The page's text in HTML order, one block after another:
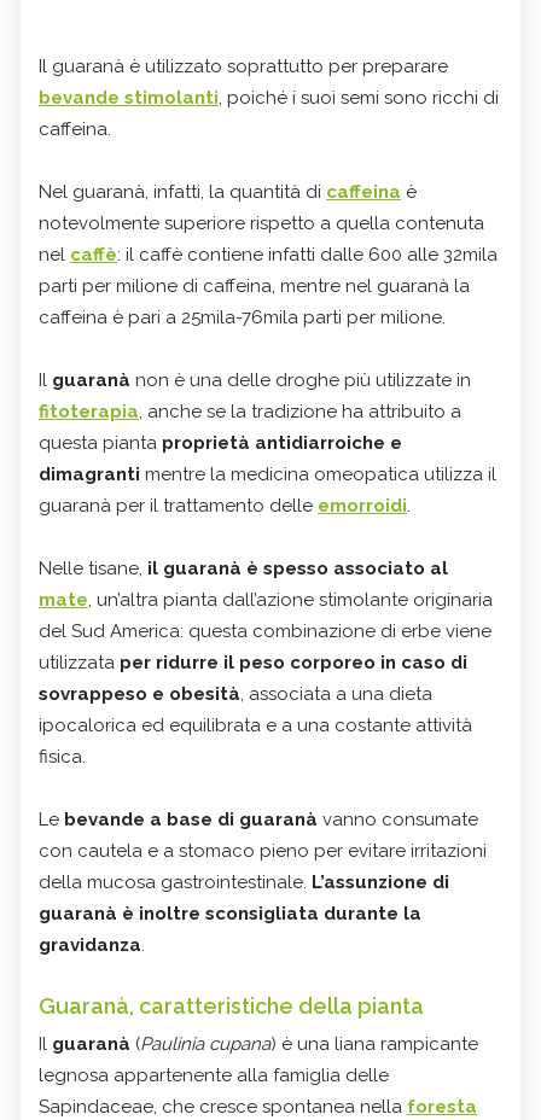
Il guaranà è utilizzato soprattutto per preparare
bevande stimolanti, poiché i suoi semi sono ricchi di
caffeina.
Nel guaranà, infatti, la quantità di caffeina è
notevolmente superiore rispetto a quella contenuta
nel caffè: il caffè contiene infatti dalle 600 alle 32mila
parti per milione di caffeina, mentre nel guaranà la
caffeina è pari a 25mila-76mila parti per milione.
Il guaranà non è una delle droghe più utilizzate in
fitoterapia, anche se la tradizione ha attribuito a
questa pianta proprietà antidiarroiche e
dimagranti mentre la medicina omeopatica utilizza il
guaranà per il trattamento delle emorroidi.
Nelle tisane, il guaranà è spesso associato al
mate, un’altra pianta dall’azione stimolante originaria
del Sud America: questa combinazione di erbe viene
utilizzata per ridurre il peso corporeo in caso di
sovrappeso e obesità, associata a una dieta
ipocalorica ed equilibrata e a una costante attività
fisica.
Le bevande a base di guaranà vanno consumate
con cautela e a stomaco pieno per evitare irritazioni
della mucosa gastrointestinale. L’assunzione di
guaranà è inoltre sconsigliata durante la
gravidanza.
Guaranà, caratteristiche della pianta
Il guaranà (Paulinia cupana) è una liana rampicante
legnosa appartenente alla famiglia delle
Sapindaceae, che cresce spontanea nella foresta